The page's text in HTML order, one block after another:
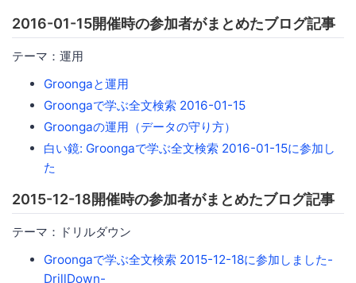
2016-01-15開催時の参加者がまとめたブログ記事
テーマ：運用
Groongaと運用
Groongaで学ぶ全文検索 2016-01-15
Groongaの運用（データの守り方）
白い鏡: Groongaで学ぶ全文検索 2016-01-15に参加し
た
2015-12-18開催時の参加者がまとめたブログ記事
テーマ：ドリルダウン
Groongaで学ぶ全文検索 2015-12-18に参加しました-
DrillDown-